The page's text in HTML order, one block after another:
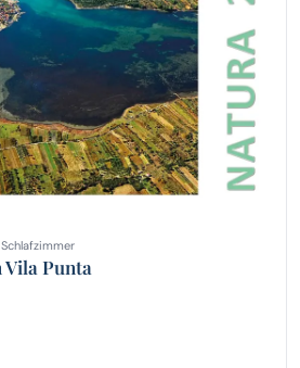
Schlafzimmer
Punta